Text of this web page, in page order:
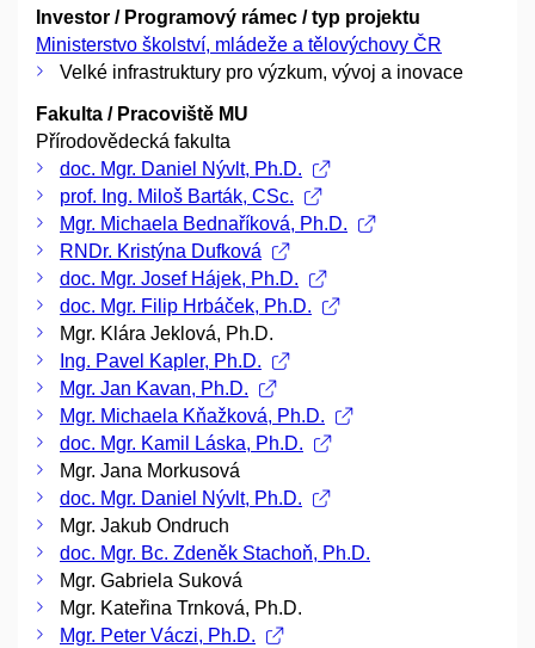
Investor / Programový rámec / typ projektu
Ministerstvo školství, mládeže a tělovýchovy ČR
Velké infrastruktury pro výzkum, vývoj a inovace
Fakulta / Pracoviště MU
Přírodovědecká fakulta
doc. Mgr. Daniel Nývlt, Ph.D.
prof. Ing. Miloš Barták, CSc.
Mgr. Michaela Bednaříková, Ph.D.
RNDr. Kristýna Dufková
doc. Mgr. Josef Hájek, Ph.D.
doc. Mgr. Filip Hrbáček, Ph.D.
Mgr. Klára Jeklová, Ph.D.
Ing. Pavel Kapler, Ph.D.
Mgr. Jan Kavan, Ph.D.
Mgr. Michaela Kňažková, Ph.D.
doc. Mgr. Kamil Láska, Ph.D.
Mgr. Jana Morkusová
doc. Mgr. Daniel Nývlt, Ph.D.
Mgr. Jakub Ondruch
doc. Mgr. Bc. Zdeněk Stachoň, Ph.D.
Mgr. Gabriela Suková
Mgr. Kateřina Trnková, Ph.D.
Mgr. Peter Váczi, Ph.D.